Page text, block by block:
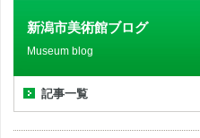
新潟市美術館ブログ
Museum blog
記事一覧